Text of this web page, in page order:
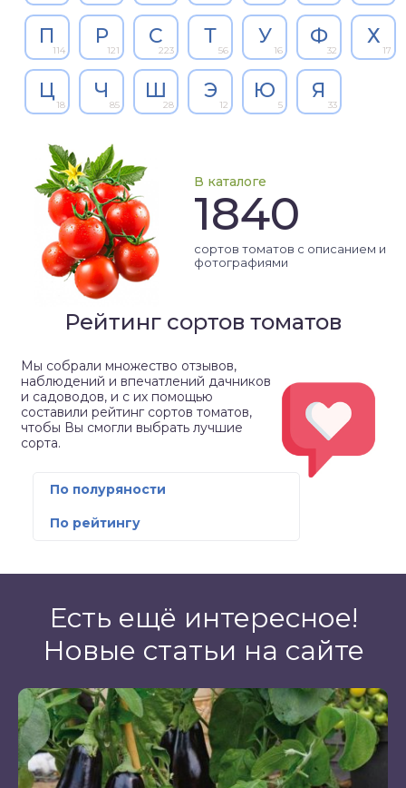
П
114
Р
121
С
223
Т
56
У
16
Ф
32
Х
17
Ц
18
Ч
85
Ш
28
Э
12
Ю
5
Я
33
В каталоге
1840
сортов томатов с описанием и
фотографиями
Рейтинг сортов томатов
Мы собрали множество отзывов,
наблюдений и впечатлений дачников
и садоводов, и с их помощью
составили рейтинг сортов томатов,
чтобы Вы смогли выбрать лучшие
сорта.
По полуряности
По рейтингу
Есть ещё интересное!
Новые статьи на сайте